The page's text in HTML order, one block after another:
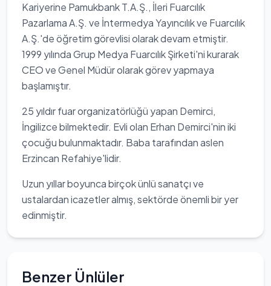
Kariyerine Pamukbank T.A.Ş., İleri Fuarcılık
Pazarlama A.Ş. ve İntermedya Yayıncılık ve Fuarcılık
A.Ş.'de öğretim görevlisi olarak devam etmiştir.
1999 yılında Grup Medya Fuarcılık Şirketi'ni kurarak
CEO ve Genel Müdür olarak görev yapmaya
başlamıştır.
25 yıldır fuar organizatörlüğü yapan Demirci,
İngilizce bilmektedir. Evli olan Erhan Demirci'nin iki
çocuğu bulunmaktadır. Baba tarafından aslen
Erzincan Refahiye'lidir.
Uzun yıllar boyunca birçok ünlü sanatçı ve
ustalardan icazetler almış, sektörde önemli bir yer
edinmiştir.
Benzer Ünlüler